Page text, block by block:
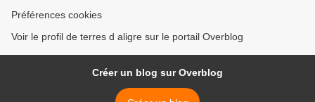
Préférences cookies
Voir le profil de terres d aligre sur le portail Overblog
Créer un blog sur Overblog